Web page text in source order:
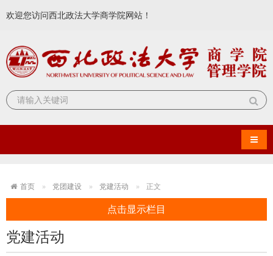
欢迎您访问西北政法大学商学院网站！
导航
首页 党团建设 党建活动 正文
点击显示栏目
党建活动